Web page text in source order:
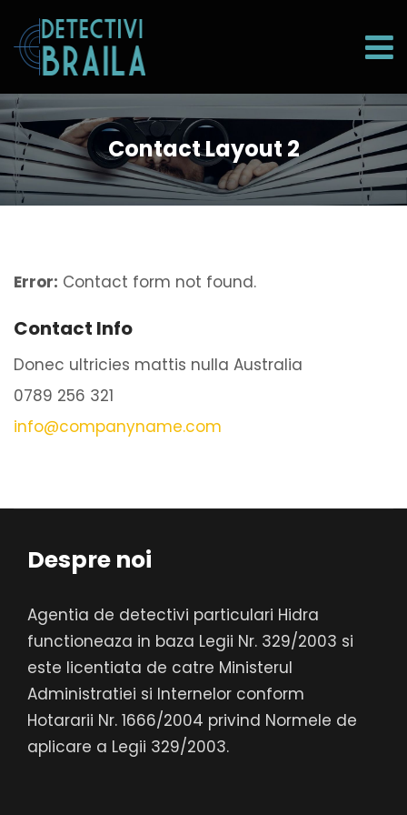
Contact Layout 2
Error: Contact form not found.
Contact Info
Donec ultricies mattis nulla Australia
0789 256 321
info@companyname.com
Despre noi
Agentia de detectivi particulari Hidra
functioneaza in baza Legii Nr. 329/2003 si
este licentiata de catre Ministerul
Administratiei si Internelor conform
Hotararii Nr. 1666/2004 privind Normele de
aplicare a Legii 329/2003.